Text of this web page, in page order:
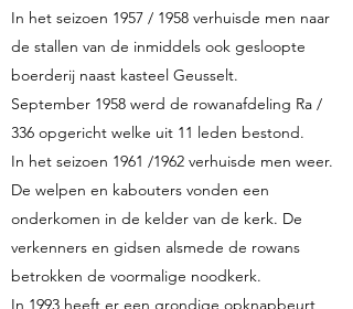
In het seizoen 1957 / 1958 verhuisde men naar
de stallen van de inmiddels ook gesloopte
boerderij naast kasteel Geusselt.
September 1958 werd de rowanafdeling Ra /
336 opgericht welke uit 11 leden bestond.
In het seizoen 1961 /1962 verhuisde men weer.
De welpen en kabouters vonden een
onderkomen in de kelder van de kerk. De
verkenners en gidsen alsmede de rowans
betrokken de voormalige noodkerk.
In 1993 heeft er een grondige opknapbeurt